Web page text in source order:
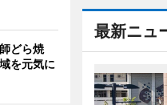
最新ニュ
どら焼
を元気に